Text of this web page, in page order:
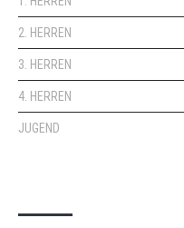
2. HERREN
3. HERREN
4. HERREN
JUGEND